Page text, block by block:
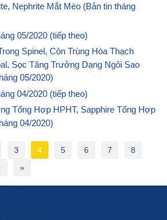
Nephrite Mắt Mèo (Bản tin tháng
05/2020 (tiếp theo)
Spinel, Côn Trùng Hóa Thạch
Sọc Tăng Trưởng Dạng Ngôi Sao
05/2020)
04/2020 (tiếp theo)
Tổng Hợp HPHT, Sapphire Tổng Hợp
04/2020)
3 4 5 6 7
8
»